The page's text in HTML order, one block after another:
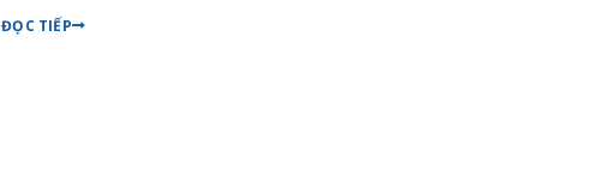
ĐỌC TIẾP